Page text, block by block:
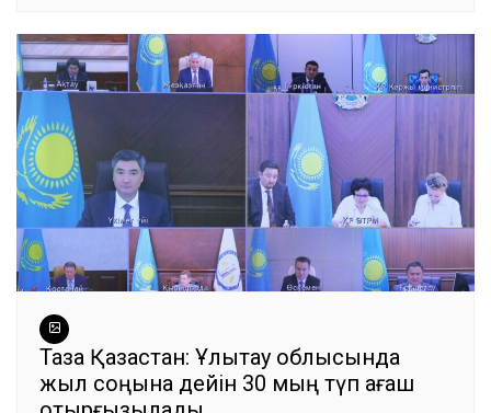
Таза Қазақстан: Ұлытау облысында
жыл соңына дейін 30 мың түп ағаш